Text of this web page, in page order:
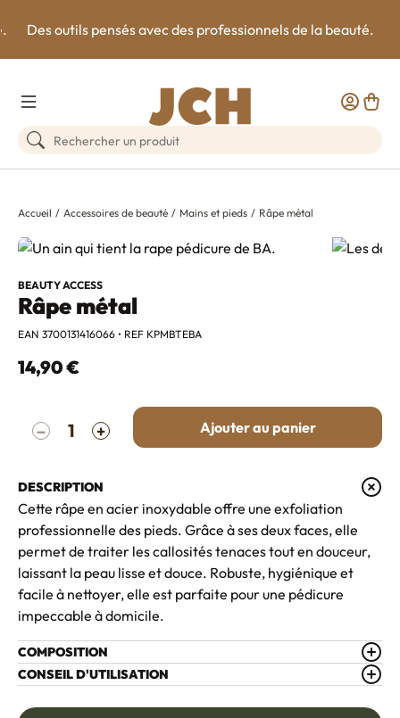
Des outils pensés avec des professionnels de la beauté.
Toggle Menu
Rechercher un produit
Accueil Accessoires de beauté Mains et pieds Râpe métal
BEAUTY ACCESS
Râpe métal
EAN 3700131416066 • REF KPMBTEBA
14,90 €
− + Ajouter au panier
DESCRIPTION
Cette râpe en acier inoxydable offre une exfoliation
professionnelle des pieds. Grâce à ses deux faces, elle
permet de traiter les callosités tenaces tout en douceur,
laissant la peau lisse et douce. Robuste, hygiénique et
facile à nettoyer, elle est parfaite pour une pédicure
impeccable à domicile.
COMPOSITION
CONSEIL D'UTILISATION